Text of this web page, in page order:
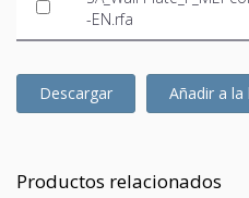
-EN.rfa
Descargar Añadir a la
Productos relacionados